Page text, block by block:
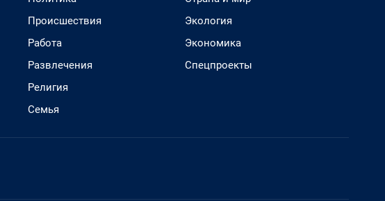
Происшествия
Работа
Развлечения
Религия
Семья
Экология
Экономика
Спецпроекты